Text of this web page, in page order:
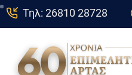
Τηλ: 26810 28728